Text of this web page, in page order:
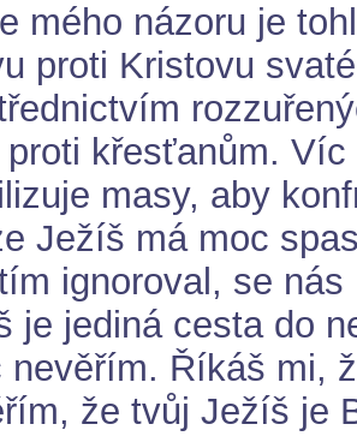
mého názoru je
proti Kristovu
křesťanům.
masy, aby
Ježíš má moc
ignoroval, se
je jediná cesta do
nevěřím. Říkáš mi,
že tvůj Ježíš je